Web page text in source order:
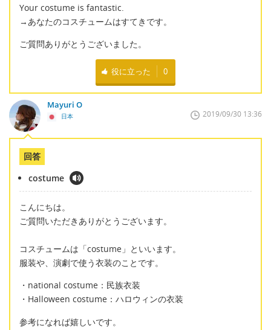
Your costume is fantastic.
→あなたのコスチュームはすてきです。
ご質問ありがとうございました。
役に立った 0
Mayuri O
日本 2019/09/30 13:36
回答
costume
こんにちは。
ご質問いただきありがとうございます。
コスチュームは「costume」といいます。
服装や、演劇で使う衣装のことです。
・national costume：民族衣装
・Halloween costume：ハロウィンの衣装
参考になれば嬉しいです。